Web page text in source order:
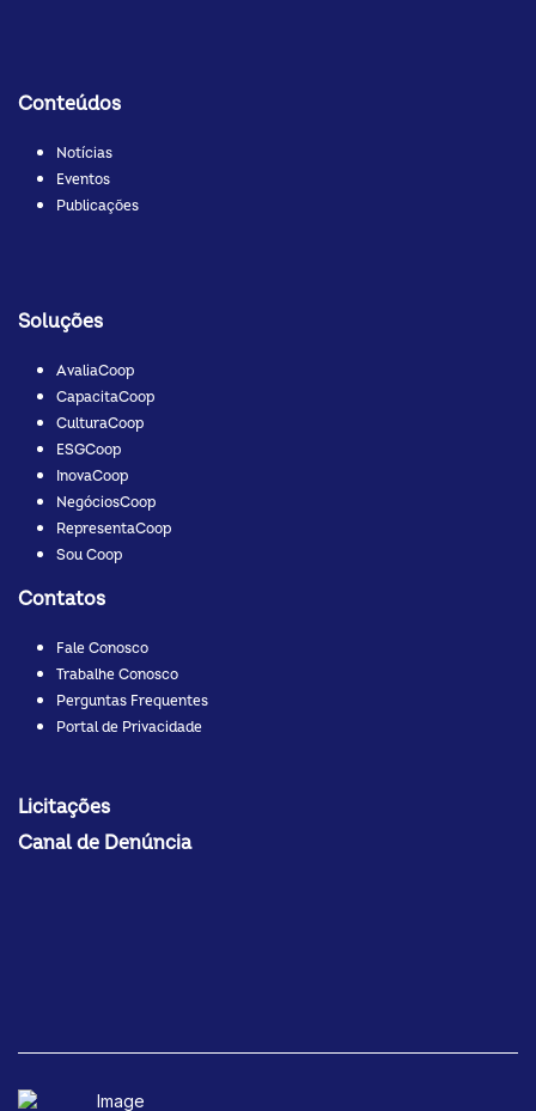
Conteúdos
Notícias
Eventos
Publicações
Soluções
AvaliaCoop
CapacitaCoop
CulturaCoop
ESGCoop
InovaCoop
NegóciosCoop
RepresentaCoop
Sou Coop
Contatos
Fale Conosco
Trabalhe Conosco
Perguntas Frequentes
Portal de Privacidade
Licitações
Canal de Denúncia